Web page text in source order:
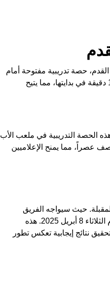
حصة تدريبية مفتوحة أمام
وسائل الإعلام يوم الخميس الموافق 3 أبريل 2025. ستستمر هذه الحصة لمدة 15 دقيقة في بدايتها، مما يتيح
الحصة التدريبية في ملعب الأب
عصراً، مما يمنح الإعلاميين
حيث سيواجه الفريق
منتخب تونس يوم الجمعة 4 أبريل 2025، ثم يلتقي بعد ذلك منتخب الكاميرون يوم الثلاثاء 8 أبريل 2025. هذه
نتائج إيجابية تعكس تطور